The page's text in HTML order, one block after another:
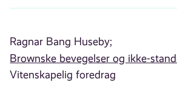
Ragnar Bang Huseby;
Brownske bevegelser og ikke-
Vitenskapelig foredrag